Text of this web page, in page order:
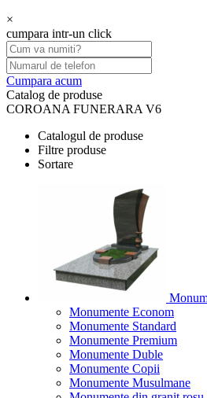
×
cumpara intr-un click
Cumpara acum
Catalog de produse
COROANA FUNERARA V6
Catalogul de produse
Filtre produse
Sortare
Monumente Econom
Monumente Standard
Monumente Premium
Monumente Duble
Monumente Copii
Monumente Musulmane